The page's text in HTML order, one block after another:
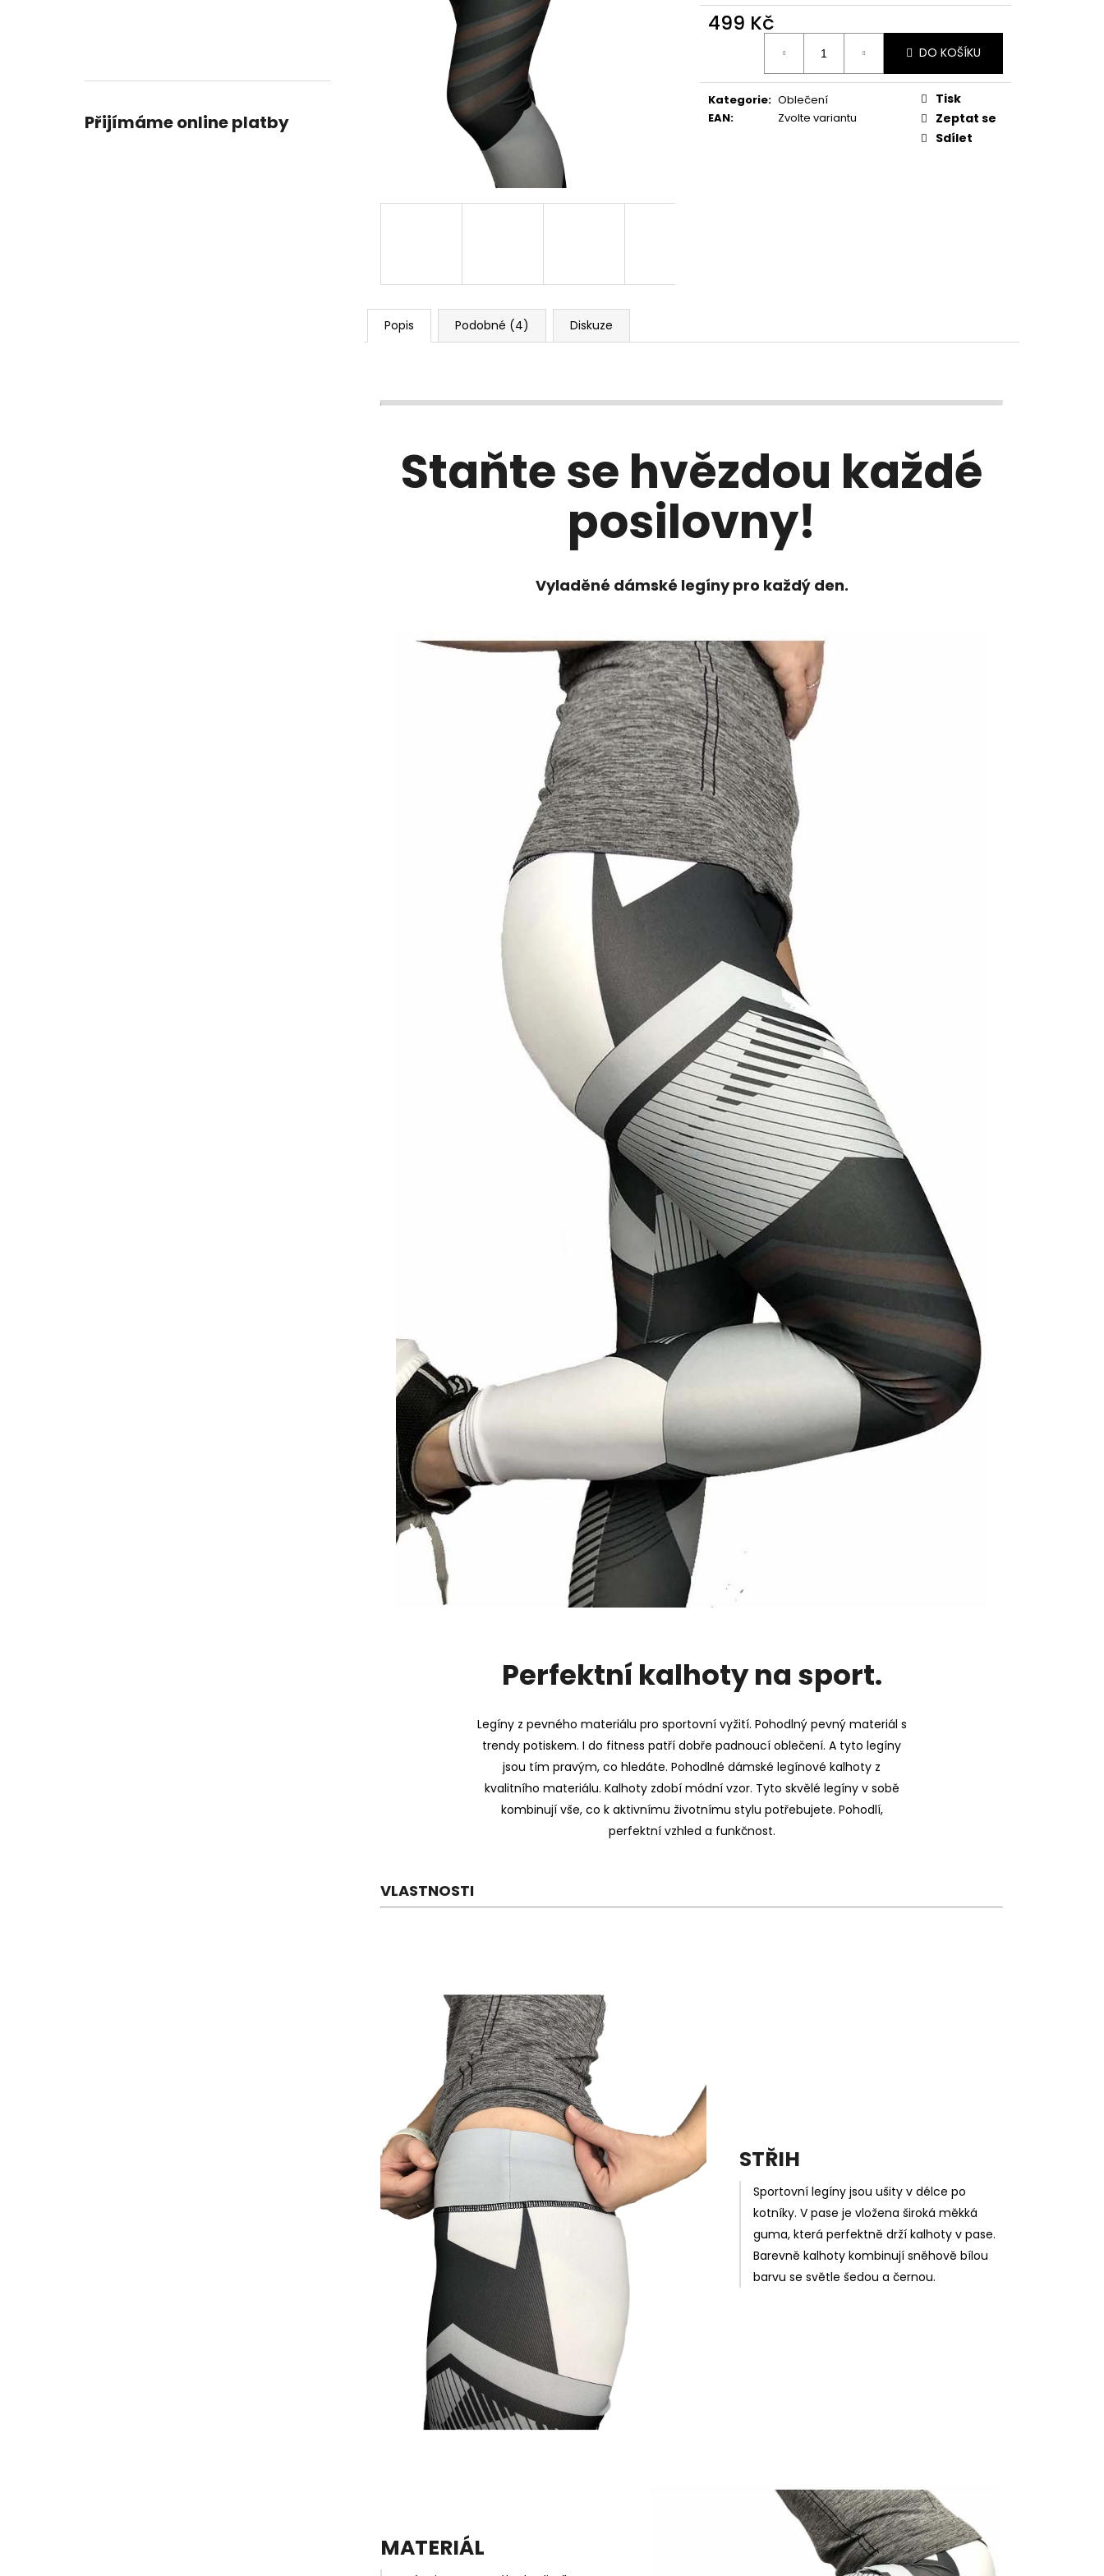
Přijímáme online platby
499 Kč
DO KOŠÍKU
Kategorie: Oblečení
EAN: Zvolte variantu
Tisk
Zeptat se
Sdílet
Popis Podobné (4) Diskuze
Staňte se hvězdou každé
posilovny!
Vyladěné dámské legíny pro každý den.
Perfektní kalhoty na sport.
Legíny z pevného materiálu pro sportovní vyžití. Pohodlný pevný materiál s
trendy potiskem. I do fitness patří dobře padnoucí oblečení. A tyto legíny
jsou tím pravým, co hledáte. Pohodlné dámské legínové kalhoty z
kvalitního materiálu. Kalhoty zdobí módní vzor. Tyto skvělé legíny v sobě
kombinují vše, co k aktivnímu životnímu stylu potřebujete. Pohodlí,
perfektní vzhled a funkčnost.
VLASTNOSTI
STŘIH
Sportovní legíny jsou ušity v délce po
kotníky. V pase je vložena široká měkká
guma, která perfektně drží kalhoty v pase.
Barevně kalhoty kombinují sněhově bílou
barvu se světle šedou a černou.
MATERIÁL